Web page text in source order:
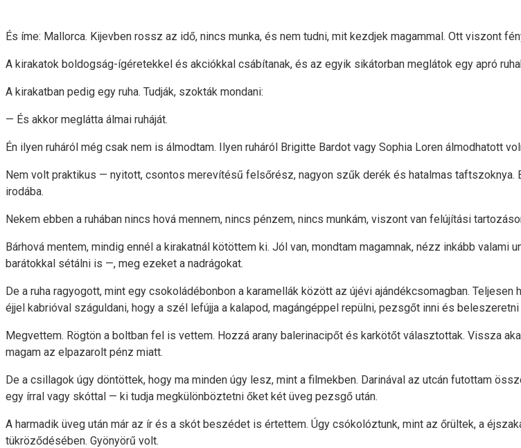
És íme: Mallorca. Kijevben rossz az idő, nincs munka, és nem tudni, mit kezdjek magammal. Ott viszont
A kirakatok boldogság-ígéretekkel és akciókkal csábítanak, és az egyik sikátorban meglátok egy apró
A kirakatban pedig egy ruha. Tudják, szokták mondani:
— És akkor meglátta álmai ruháját.
Én ilyen ruháról még csak nem is álmodtam. Ilyen ruháról Brigitte Bardot vagy Sophia Loren álmodhatott
Nem volt praktikus — nyitott, csontos merevítésű felsőrész, nagyon szűk derék és hatalmas
irodába.
Nekem ebben a ruhában nincs hová mennem, nincs pénzem, nincs munkám, viszont van felújítási
Bárhová mentem, mindig ennél a kirakatnál kötöttem ki. Jól van, mondtam magamnak, nézz inkább
barátokkal sétálni is —, meg ezeket a nadrágokat.
De a ruha ragyogott, mint egy csokoládébonbon a karamellák között az újévi ajándékcsomagban.
éjjel kabrióval száguldani, hogy a szél lefújja a kalapod, magángéppel repülni, pezsgőt inni és
Megvettem. Rögtön a boltban fel is vettem. Hozzá arany balerinacipőt és karkötőt választottak. Vissza
magam az elpazarolt pénz miatt.
De a csillagok úgy döntöttek, hogy ma minden úgy lesz, mint a filmekben. Darinával az utcán futottam
egy írral vagy skóttal — ki tudja megkülönböztetni őket két üveg pezsgő után.
A harmadik üveg után már az ír és a skót beszédet is értettem. Úgy csókolóztunk, mint az őrültek, a
tükröződésében. Gyönyörű volt.